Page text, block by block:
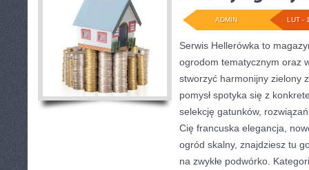
LUT -
ADMIN
Serwis Hellerówka to
ogrodom tematycznym oraz
stworzyć harmonijny zielony
pomysł spotyka się z
selekcję gatunków,
Cię francuska elegancja,
ogród skalny, znajdziesz tu
na zwykłe podwórko.